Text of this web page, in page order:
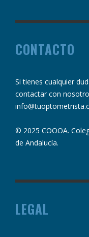
CONTACTO
Si tienes cualquier
contactar con
© 2025 COOOA.
de Andalucía.
LEGAL